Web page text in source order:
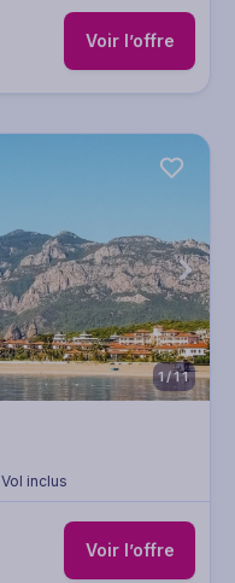
Voir l’offre
1/11
Vol inclus
Voir l’offre